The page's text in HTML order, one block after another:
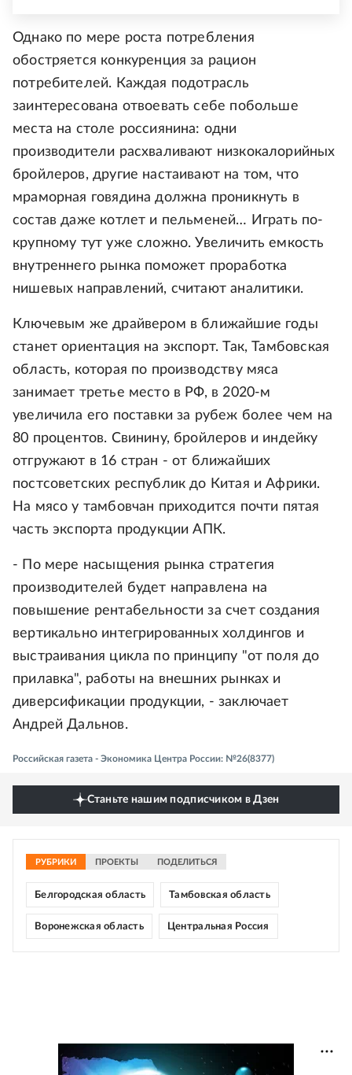
Однако по мере роста потребления
обостряется конкуренция за рацион
потребителей. Каждая подотрасль
заинтересована отвоевать себе побольше
места на столе россиянина: одни
производители расхваливают низкокалорийных
бройлеров, другие настаивают на том, что
мраморная говядина должна проникнуть в
состав даже котлет и пельменей… Играть по-
крупному тут уже сложно. Увеличить емкость
внутреннего рынка поможет проработка
нишевых направлений, считают аналитики.
Ключевым же драйвером в ближайшие годы
станет ориентация на экспорт. Так, Тамбовская
область, которая по производству мяса
занимает третье место в РФ, в 2020-м
увеличила его поставки за рубеж более чем на
80 процентов. Свинину, бройлеров и индейку
отгружают в 16 стран - от ближайших
постсоветских республик до Китая и Африки.
На мясо у тамбовчан приходится почти пятая
часть экспорта продукции АПК.
- По мере насыщения рынка стратегия
производителей будет направлена на
повышение рентабельности за счет создания
вертикально интегрированных холдингов и
выстраивания цикла по принципу "от поля до
прилавка", работы на внешних рынках и
диверсификации продукции, - заключает
Андрей Дальнов.
Российская газета - Экономика Центра России: №26(8377)
Станьте нашим подписчиком в Дзен
РУБРИКИ ПРОЕКТЫ ПОДЕЛИТЬСЯ
Белгородская область Тамбовская область
Воронежская область Центральная Россия